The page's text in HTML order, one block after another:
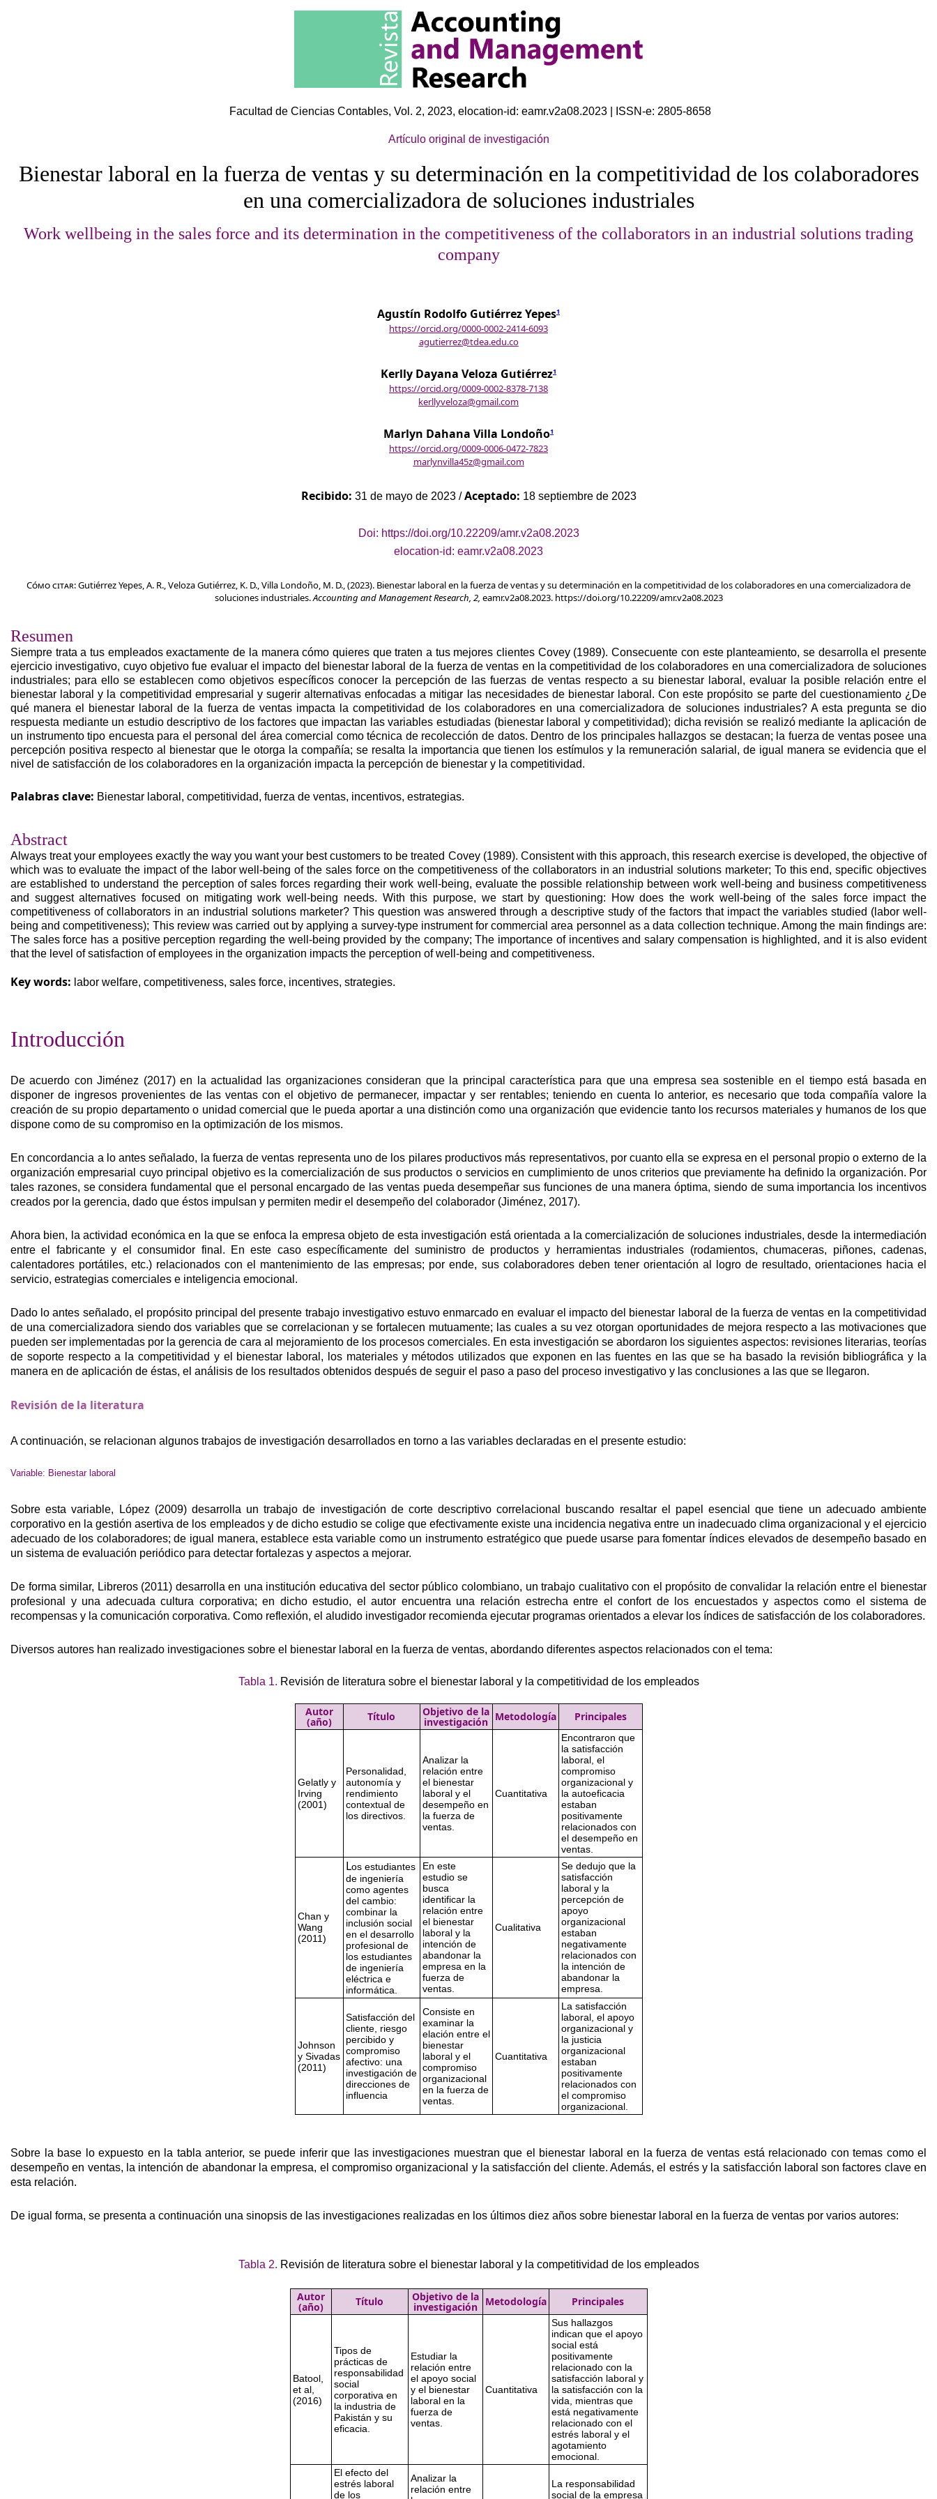
Facultad de Ciencias Contables, Vol. 2, 2023, elocation-id: eamr.v2a08.2023 | ISSN-e: 2805-8658
Artículo original de investigación
Bienestar laboral en la fuerza de ventas y su determinación en la competitividad de los colaboradores
en una comercializadora de soluciones industriales
Work wellbeing in the sales force and its determination in the competitiveness of the collaborators in an industrial solutions trading
company
Agustín Rodolfo Gutiérrez Yepes1
https://orcid.org/0000-0002-2414-6093
agutierrez@tdea.edu.co
Kerlly Dayana Veloza Gutiérrez1
https://orcid.org/0009-0002-8378-7138
kerllyveloza@gmail.com
Marlyn Dahana Villa Londoño1
https://orcid.org/0009-0006-0472-7823
marlynvilla45z@gmail.com
Recibido: 31 de mayo de 2023 /Aceptado: 18 septiembre de 2023
Doi: https://doi.org/10.22209/amr.v2a08.2023
elocation-id: eamr.v2a08.2023
Cómocitar:GutiérrezYepes, A. R., Veloza Gutiérrez, K. D., Villa Londoño, M. D.,(2023). Bienestar laboral en la fuerza de ventas y su determinación en la competitividad de los colaboradores en una comercializadora de
soluciones industriales.Accounting and Management Research, 2, eamr.v2a08.2023. https://doi.org/10.22209/amr.v2a08.2023
Resumen
Siempre trata a tus empleados exactamente de la manera cómo quieres que traten a tus mejores clientes Covey (1989). Consecuente con este planteamiento, se desarrolla el presente
ejercicio investigativo, cuyo objetivo fue evaluar el impacto del bienestar laboral de la fuerza de ventas en la competitividad de los colaboradores en una comercializadora de soluciones
industriales; para ello se establecen como objetivos específicos conocer la percepción de las fuerzas de ventas respecto a su bienestar laboral, evaluar la posible relación entre el
bienestar laboral y la competitividad empresarial y sugerir alternativas enfocadas a mitigar las necesidades de bienestar laboral. Con este propósito se parte del cuestionamiento ¿De
qué manera el bienestar laboral de la fuerza de ventas impacta la competitividad de los colaboradores en una comercializadora de soluciones industriales? A esta pregunta se dio
respuesta mediante un estudio descriptivo de los factores que impactan las variables estudiadas (bienestar laboral y competitividad); dicha revisión se realizó mediante la aplicación de
un instrumento tipo encuesta para el personal del área comercial como técnica de recolección de datos. Dentro de los principales hallazgos se destacan; la fuerza de ventas posee una
percepción positiva respecto al bienestar que le otorga la compañía; se resalta la importancia que tienen los estímulos y la remuneración salarial, de igual manera se evidencia que el
nivel de satisfacción de los colaboradores en la organización impacta la percepción de bienestar y la competitividad.
Palabras clave: Bienestar laboral, competitividad, fuerza de ventas, incentivos, estrategias.
Abstract
Always treat your employees exactly the way you want your best customers to be treated Covey (1989). Consistent with this approach, this research exercise is developed, the objective of
which was to evaluate the impact of the labor well-being of the sales force on the competitiveness of the collaborators in an industrial solutions marketer; To this end, specific objectives
are established to understand the perception of sales forces regarding their work well-being, evaluate the possible relationship between work well-being and business competitiveness
and suggest alternatives focused on mitigating work well-being needs. With this purpose, we start by questioning: How does the work well-being of the sales force impact the
competitiveness of collaborators in an industrial solutions marketer? This question was answered through a descriptive study of the factors that impact the variables studied (labor well-
being and competitiveness); This review was carried out by applying a survey-type instrument for commercial area personnel as a data collection technique. Among the main findings are:
The sales force has a positive perception regarding the well-being provided by the company; The importance of incentives and salary compensation is highlighted, and it is also evident
that the level of satisfaction of employees in the organization impacts the perception of well-being and competitiveness.
Keywords: labor welfare, competitiveness, sales force, incentives, strategies.
Introducción
De acuerdo con Jiménez (2017) en la actualidad las organizaciones consideran que la principal característica para que una empresa sea sostenible en el tiempo está basada en
disponer de ingresos provenientes de las ventas con el objetivo de permanecer, impactar y ser rentables; teniendo en cuenta lo anterior, es necesario que toda compañía valore la
creación de su propio departamento o unidad comercial que le pueda aportar a una distinción como una organización que evidencie tanto los recursos materiales y humanos de los que
dispone como de su compromiso en la optimización de los mismos.
En concordancia a lo antes señalado, la fuerza de ventas representa uno de los pilares productivos más representativos, por cuanto ella se expresa en el personal propio o externo de la
organización empresarial cuyo principal objetivo es la comercialización de sus productos o servicios en cumplimiento de unos criterios que previamente ha definido la organización. Por
tales razones, se considera fundamental que el personal encargado de las ventas pueda desempeñar sus funciones de una manera óptima, siendo de suma importancia los incentivos
creados por la gerencia, dado que éstos impulsan y permiten medir el desempeño del colaborador (Jiménez, 2017).
Ahora bien, la actividad económica en la que se enfoca la empresa objeto de esta investigación está orientada a la comercialización de soluciones industriales, desde la intermediación
entre el fabricante y el consumidor final. En este caso específicamente del suministro de productos y herramientas industriales (rodamientos, chumaceras, piñones, cadenas,
calentadores portátiles, etc.) relacionados con el mantenimiento de las empresas; por ende, sus colaboradores deben tener orientación al logro de resultado, orientaciones hacia el
servicio, estrategias comerciales e inteligencia emocional.
Dado lo antes señalado, el propósito principal del presente trabajo investigativo estuvo enmarcado en evaluar el impacto del bienestar laboral de la fuerza de ventas en la competitividad
de una comercializadora siendo dos variables que se correlacionan y se fortalecen mutuamente; las cuales a su vez otorgan oportunidades de mejora respecto a las motivaciones que
pueden ser implementadas por la gerencia de cara al mejoramiento de los procesos comerciales. En esta investigación se abordaron los siguientes aspectos: revisiones literarias, teorías
de soporte respecto a la competitividad y el bienestar laboral, los materiales y métodos utilizados que exponen en las fuentes en las que se ha basado la revisión bibliográfica y la
manera en de aplicación de éstas, el análisis de los resultados obtenidos después de seguir el paso a paso del proceso investigativo y las conclusiones a las que se llegaron.
Revisión de la literatura
A continuación, se relacionan algunos trabajos de investigación desarrollados en torno a las variables declaradas en el presente estudio:
Variable: Bienestar laboral
Sobre esta variable, López (2009) desarrolla un trabajo de investigación de corte descriptivo correlacional buscando resaltar el papel esencial que tiene un adecuado ambiente
corporativo en la gestión asertiva de los empleados y de dicho estudio se colige que efectivamente existe una incidencia negativa entre un inadecuado clima organizacional y el ejercicio
adecuado de los colaboradores; de igual manera, establece esta variable como un instrumento estratégico que puede usarse para fomentar índices elevados de desempeño basado en
un sistema de evaluación periódico para detectar fortalezas y aspectos a mejorar.
De forma similar, Libreros (2011) desarrolla en una institución educativa del sector público colombiano, un trabajo cualitativo con el propósito de convalidar la relación entre el bienestar
profesional y una adecuada cultura corporativa; en dicho estudio, el autor encuentra una relación estrecha entre el confort de los encuestados y aspectos como el sistema de
recompensas y la comunicación corporativa. Como reflexión, el aludido investigador recomienda ejecutar programas orientados a elevar los índices de satisfacción de los colaboradores.
Diversos autores han realizado investigaciones sobre el bienestar laboral en la fuerza de ventas, abordando diferentes aspectos relacionados con el tema:
Tabla 1. Revisión de literatura sobre el bienestar laboral y la competitividad de los empleados
Autor
(año) Título Objetivo de la
investigación Metodología Principales
Gelatly y
Irving
(2001)
Personalidad,
autonomía y
rendimiento
contextual de
los directivos.
Analizar la
relación entre
el bienestar
laboral y el
desempeño en
la fuerza de
ventas.
Cuantitativa
Encontraron que
la satisfacción
laboral, el
compromiso
organizacional y
la autoeficacia
estaban
positivamente
relacionados con
el desempeño en
ventas.
Chan y
Wang
(2011)
Los estudiantes
de ingeniería
como agentes
del cambio:
combinar la
inclusión social
en el desarrollo
profesional de
los estudiantes
de ingeniería
eléctrica e
informática.
En este
estudio se
busca
identificar la
relación entre
el bienestar
laboral y la
intención de
abandonar la
empresa en la
fuerza de
ventas.
Cualitativa
Se dedujo que la
satisfacción
laboral y la
percepción de
apoyo
organizacional
estaban
negativamente
relacionados con
la intención de
abandonar la
empresa.
Johnson
y Sivadas
(2011)
Satisfacción del
cliente, riesgo
percibido y
compromiso
afectivo: una
investigación de
direcciones de
influencia
Consiste en
examinar la
elación entre el
bienestar
laboral y el
compromiso
organizacional
en la fuerza de
ventas.
Cuantitativa
La satisfacción
laboral, el apoyo
organizacional y
la justicia
organizacional
estaban
positivamente
relacionados con
el compromiso
organizacional.
Sobre la base lo expuesto en la tabla anterior, se puede inferir que las investigaciones muestran que el bienestar laboral en la fuerza de ventas está relacionado con temas como el
desempeño en ventas, la intención de abandonar la empresa, el compromiso organizacional y la satisfacción del cliente. Además, el estrés y la satisfacción laboral son factores clave en
esta relación.
De igual forma, se presenta a continuación una sinopsis de las investigaciones realizadas en los últimos diez años sobre bienestar laboral en la fuerza de ventas por varios autores:
Tabla 2. Revisión de literatura sobre el bienestar laboral y la competitividad de los empleados
Autor
(año) Título Objetivo de la
investigación Metodología Principales
Batool,
et al,
(2016)
Tipos de
prácticas de
responsabilidad
social
corporativa en
la industria de
Pakistán y su
eficacia.
Estudiar la
relación entre
el apoyo social
y el bienestar
laboral en la
fuerza de
ventas.
Cuantitativa
Sus hallazgos
indican que el apoyo
social está
positivamente
relacionado con la
satisfacción laboral y
la satisfacción con la
vida, mientras que
está negativamente
relacionado con el
estrés laboral y el
agotamiento
emocional.
El efecto del
estrés laboral
de los
Analizar la
relación entre
La responsabilidad
social de la empresa